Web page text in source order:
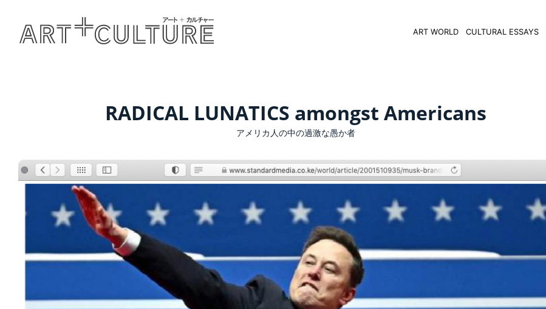
ART WORLD CULTURAL ESSAYS
RADICAL LUNATICS amongst Americans
アメリカ人の中の過激な愚か者